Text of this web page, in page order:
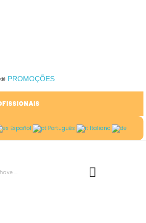
PROMOÇÕES
Español Português
Italiano